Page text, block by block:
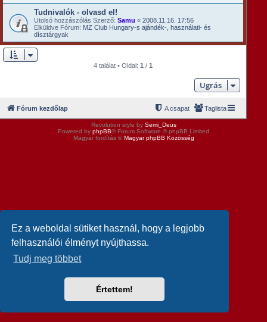
Ez a weboldal sütiket használ, hogy a legjobb
felhasználói élményt nyújthassa.
Tudj meg többet
Értettem!
Tudnivalók - olvasd el!
Utolsó hozzászólás Szerző: Samu « 2008.11.16. 17:56
Elküldve Fórum: MZ Club Hungary-s ajándék-, használati- és
dísztárgyak
4 találat • Oldal:1 /1
Ugrás
Fórum kezdőlap Taglista
A csapat
Revolution style by Semi_Deus
Powered by phpBB® Forum Software © phpBB Limited
Magyar fordítás ©Magyar phpBB Közösség